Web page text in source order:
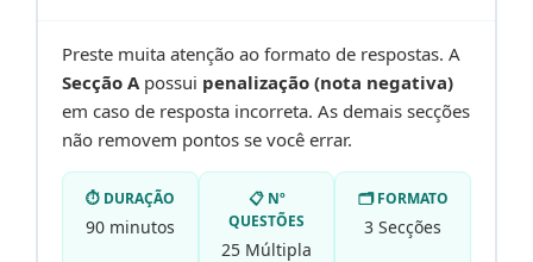
Preste muita atenção ao formato de respostas. A
Secção Apossui penalização (nota negativa)
em caso de resposta incorreta. As demais secções
não removem pontos se você errar.
⏱️ DURAÇÃO
90 minutos
📋 Nº
QUESTÕES
25 Múltipla
🗂️ FORMATO
3 Secções